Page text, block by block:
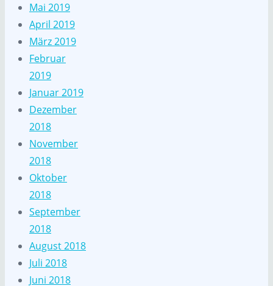
Mai 2019
April 2019
März 2019
Februar
2019
Januar 2019
Dezember
2018
November
2018
Oktober
2018
September
2018
August 2018
Juli 2018
Juni 2018